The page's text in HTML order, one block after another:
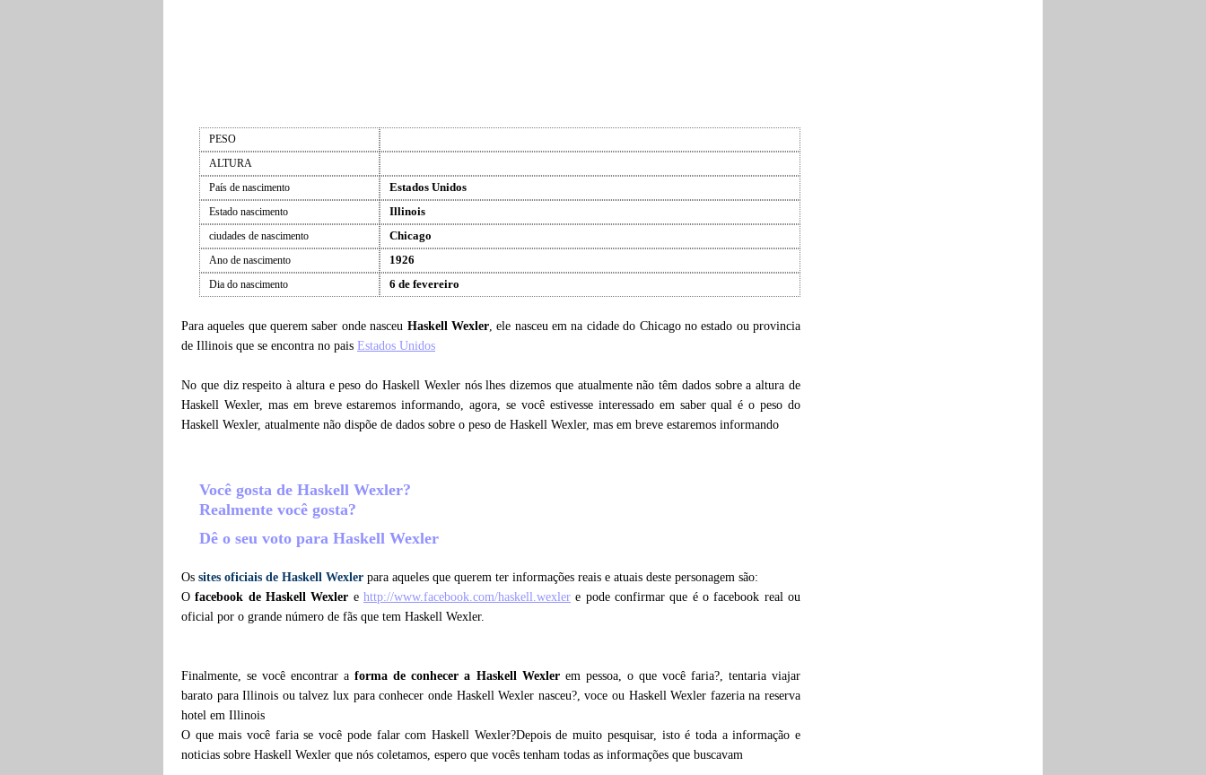
PESO
ALTURA
País de nascimento
Estados Unidos
Estado nascimento Illinois
ciudades de nascimento Chicago
Ano de nascimento 1926
Dia do nascimento 6 de fevereiro
Para aqueles que querem saber onde nasceu Haskell Wexler, ele nasceu em na cidade do Chicago no estado ou provincia
de Illinois que se encontra no pais Estados Unidos
No que diz respeito à altura e peso do Haskell Wexler nós lhes dizemos que atualmente não têm dados sobre a altura de
Haskell Wexler, mas em breve estaremos informando, agora, se você estivesse interessado em saber qual é o peso do
Haskell Wexler, atualmente não dispõe de dados sobre o peso de Haskell Wexler, mas em breve estaremos informando
Você gosta de Haskell Wexler?
Realmente você gosta?
Dê o seu voto para Haskell Wexler
Os sites oficiais de Haskell Wexler para aqueles que querem ter informações reais e atuais deste personagem são:
Ofacebook de Haskell Wexler ehttp://www.facebook.com/haskell.wexler e pode confirmar que é o facebook real ou
oficial por o grande número de fãs que tem Haskell Wexler.
Finalmente, se você encontrar aforma de conhecer a Haskell Wexlerem pessoa, o que você faria?, tentaria viajar
barato para Illinois ou talvez lux para conhecer onde Haskell Wexler nasceu?, voce ou Haskell Wexler fazeria na reserva
hotel em Illinois
O que mais você faria se você pode falar com Haskell Wexler?Depois de muito pesquisar, isto é toda a informação e
noticias sobre Haskell Wexler que nós coletamos, espero que vocês tenham todas as informações que buscavam